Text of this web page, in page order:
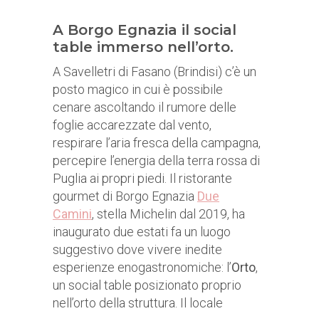
A Borgo Egnazia il social
table immerso nell’orto.
A Savelletri di Fasano (Brindisi) c’è un
posto magico in cui è possibile
cenare ascoltando il rumore delle
foglie accarezzate dal vento,
respirare l’aria fresca della campagna,
percepire l’energia della terra rossa di
Puglia ai propri piedi. Il ristorante
gourmet di Borgo Egnazia Due
Camini, stella Michelin dal 2019, ha
inaugurato due estati fa un luogo
suggestivo dove vivere inedite
esperienze enogastronomiche: l’Orto,
un social table posizionato proprio
nell’orto della struttura. Il locale